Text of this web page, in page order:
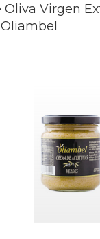
Oliva Virgen
Oliambel